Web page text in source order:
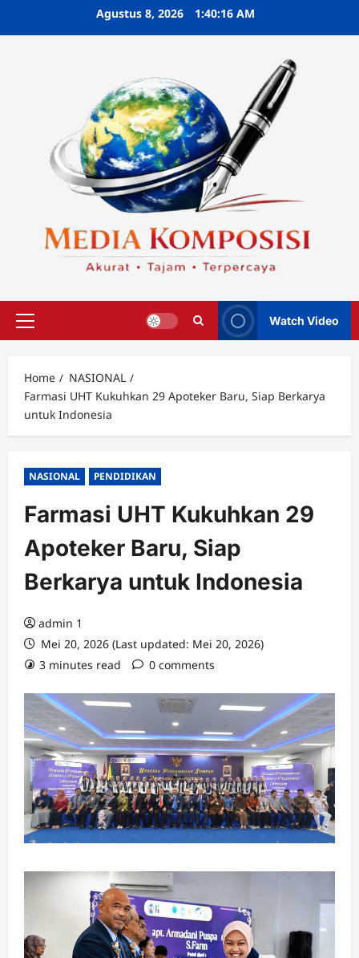
Agustus 8, 2026 1:40:17 AM
Primary
Watch Video
Home
NASIONAL
Farmasi UHT Kukuhkan 29 Apoteker Baru, Siap Berkarya
untuk Indonesia
NASIONAL PENDIDIKAN
Farmasi UHT Kukuhkan 29
Apoteker Baru, Siap
Berkarya untuk Indonesia
admin 1
Mei 20, 2026 (Last updated: Mei 20, 2026)
3 minutes read
0 comments